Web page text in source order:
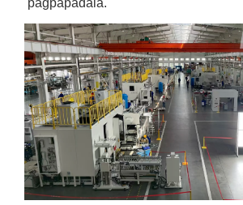
pagpapadala.